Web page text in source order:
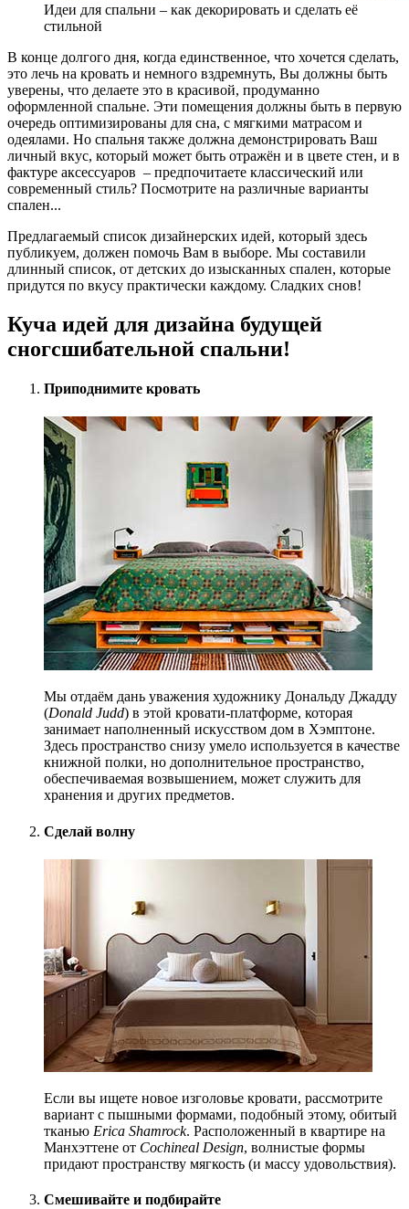
Идеи для спальни – как декорировать и сделать её
стильной
В конце долгого дня, когда единственное, что хочется сделать,
это лечь на кровать и немного вздремнуть, Вы долж­ны быть
уверены, что делаете это в красивой, продуманно
оформленной спальне. Эти помещения должны быть в первую
очередь оптимизированы для сна, с мягкими матрасом и
одеялами. Но спальня также должна демонстрировать Ваш
личный вкус, который может быть отражён и в цвете стен, и в
фактуре аксессуаров – предпочитаете классический или
современный стиль? Посмотрите на различные варианты
спален...
Предлагаемый список дизайнерских идей, который здесь
публикуем, должен помочь Вам в выборе. Мы составили
длинный список, от детских до изысканных спален, которые
придутся по вкусу практически каждому. Сладких снов!
Куча идей для дизайна будущей
сногсшибательной спальни!
Приподнимите кровать
Мы отдаём дань уважения художнику Дональду Джадду
(Donald Judd) в этой кровати-платформе, которая
занимает наполненный искусством дом в Хэмптоне.
Здесь пространство снизу умело используется в качестве
книжной полки, но дополнительное пространство,
обеспечиваемая возвышением, может служить для
хранения и других предметов.
Сделай волну
Если вы ищете новое изголовье кровати, рассмотрите
вариант с пышными формами, подобный этому, обитый
тканью Erica Shamrock. Расположенный в квартире на
Манхэттене от Cochineal Design, волнистые формы
придают пространству мягкость (и массу удовольствия).
Смешивайте и подбирайте